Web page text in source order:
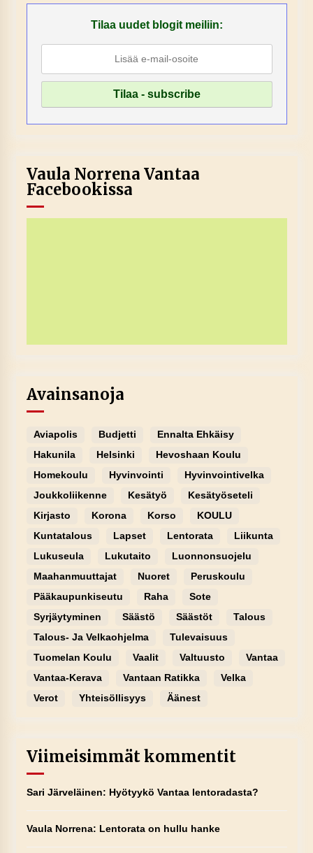
Tilaa uudet blogit meiliin:
Vaula Norrena Vantaa
Facebookissa
Avainsanoja
Aviapolis Budjetti
Ennalta Ehkäisy
Hakunila
Helsinki
Hevoshaan Koulu
Homekoulu
Hyvinvointi
Hyvinvointivelka
Joukkoliikenne
Kesätyö
Kesätyöseteli
Kirjasto
Korona Korso
KOULU
Kuntatalous
Lapset Lentorata
Liikunta
Lukuseula
Lukutaito
Luonnonsuojelu
Maahanmuuttajat
Nuoret
Peruskoulu
Pääkaupunkiseutu
Raha
Sote
Syrjäytyminen
Säästö Säästöt
Talous
Talous- Ja Velkaohjelma
Tulevaisuus
Tuomelan Koulu
Vaalit Valtuusto
Vantaa
Vantaa-Kerava
Vantaan Ratikka
Velka
Verot
Yhteisöllisyys Äänest
Viimeisimmät kommentit
Sari Järveläinen: Hyötyykö Vantaa lentoradasta?
Vaula Norrena: Lentorata on hullu hanke